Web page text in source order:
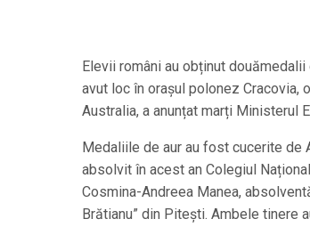
Elevii români au obținut
avut loc în orașul polonez Cracovia,
Australia, a anunțat marți Ministerul
Medaliile de aur au fost cucerite de
absolvit în acest an Colegiul
Cosmina-Andreea Manea,
Brătianu” din Pitești. Ambele tinere